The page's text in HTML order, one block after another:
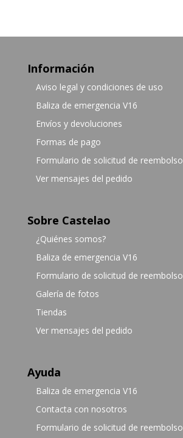
Información
Aviso legal y condiciones de uso
Baliza de emergencia V16
Envíos y devoluciones
Formas de pago
Formulario de solicitud de reembolso
Ver mensajes del pedido
Sobre Castelao
¿Quiénes somos?
Baliza de emergencia V16
Formulario de solicitud de reembolso
Galería de fotos
Tiendas
Ver mensajes del pedido
Ayuda
Baliza de emergencia V16
Contacta con nosotros
Formulario de solicitud de reembolso